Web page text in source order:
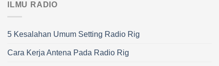
ILMU RADIO
5 Kesalahan Umum Setting Radio Rig
Cara Kerja Antena Pada Radio Rig